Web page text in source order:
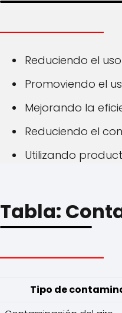
Reduciendo el
Promoviendo el
Mejorando la
Reduciendo el
Utilizando
Tabla:
Tipo de